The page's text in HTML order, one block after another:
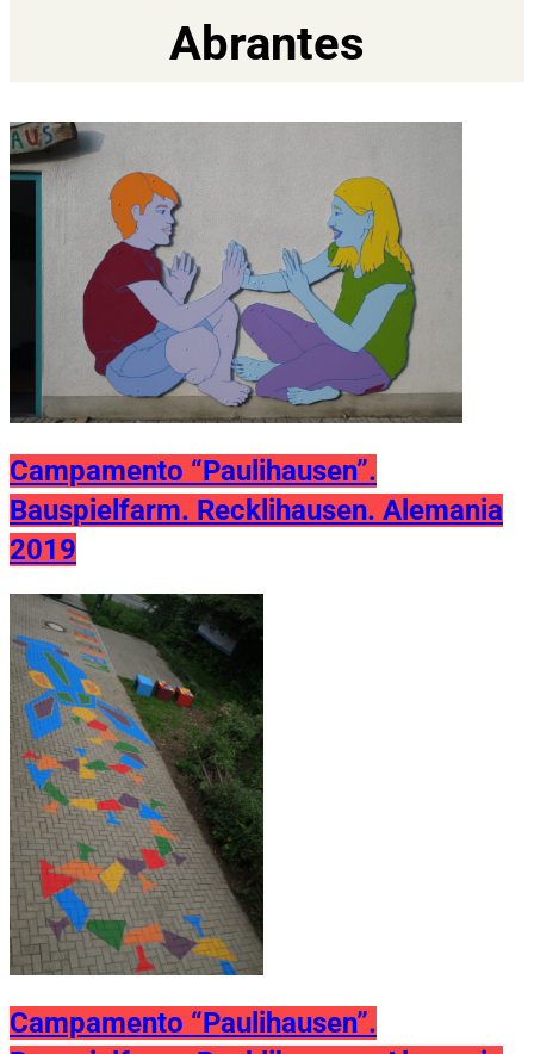
Abrantes
Campamento “Paulihausen”.
Bauspielfarm. Recklihausen. Alemania
2019
Campamento “Paulihausen”.